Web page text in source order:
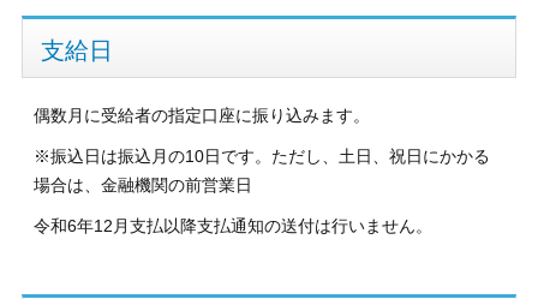
支給日
偶数月に受給者の指定口座に振り込みます。
※振込日は振込月の10日です。ただし、土日、祝日にかかる
場合は、金融機関の前営業日
令和6年12月支払以降支払通知の送付は行いません。